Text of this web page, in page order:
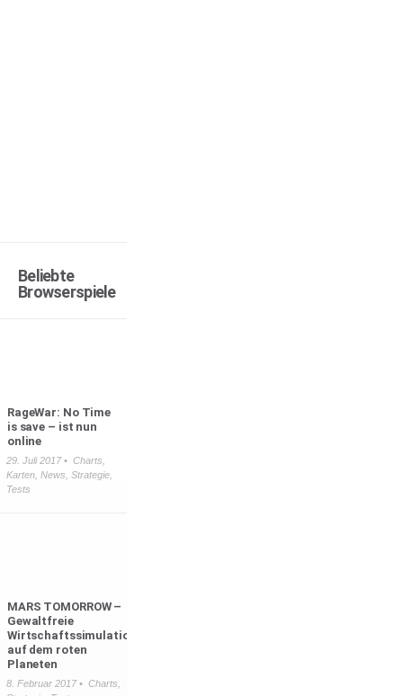
Beliebte
Browserspiele
RageWar: No Time
is save – ist nun
online
29. Juli 2017 • Charts
Karten, News Strategie,
Tests
MARS TOMORROW –
Gewaltfreie
Wirtschaftssimulation
auf dem roten
Planeten
8. Februar 2017 • Charts